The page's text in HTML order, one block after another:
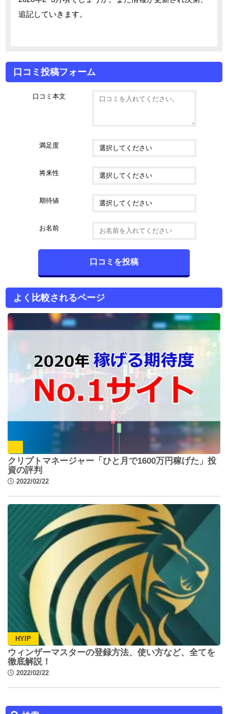
追記していきます。
口コミ投稿フォーム
口コミ本文
満足度
将来性
期待値
お名前
よく比較されるページ
クリプトマネージャー「ひと月で1600万円稼げた」投
資の評判
2022/02/22
HYIP
ウィンザーマスターの登録方法、使い方など、全てを
徹底解説！
2022/02/22